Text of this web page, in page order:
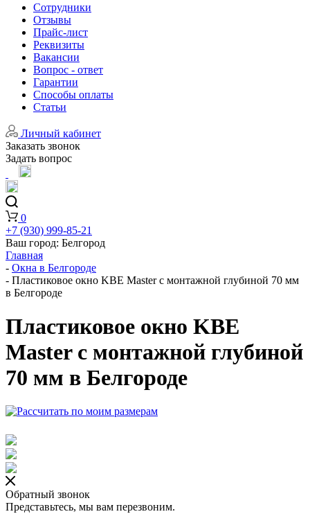
Сотрудники
Отзывы
Прайс-лист
Реквизиты
Вакансии
Вопрос - ответ
Гарантии
Способы оплаты
Статьи
Личный кабинет
Заказать звонок
Задать вопрос
0
+7 (930) 999-85-21
Ваш город: Белгород
Главная
- Окна в Белгороде
- Пластиковое окно KBE Master с монтажной глубиной 70 мм
в Белгороде
Пластиковое окно KBE
Master с монтажной глубиной
70 мм в Белгороде
Обратный звонок
Представьтесь, мы вам перезвоним.